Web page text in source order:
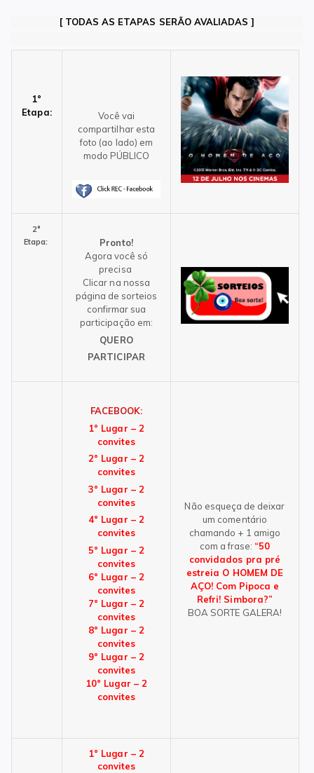
[ TODAS AS ETAPAS SERÃO AVALIADAS ]
1°
Etapa:
Você vai
compartilhar esta
foto (ao lado) em
modo PÚBLICO
2°
Etapa:
Pronto!
Agora você só
precisa
Clicar na nossa
página de sorteios
confirmar sua
participação em:
QUERO
PARTICIPAR
FACEBOOK:
1° Lugar – 2
convites
2° Lugar – 2
convites
3° Lugar – 2
convites
4° Lugar – 2
convites
5° Lugar – 2
convites
6° Lugar – 2
convites
7° Lugar – 2
convites
8° Lugar – 2
convites
9° Lugar – 2
convites
10° Lugar – 2
convites
Não esqueça de deixar
um comentário
chamando + 1 amigo
com a frase: “50
convidados pra pré
estreia O HOMEM DE
AÇO! Com Pipoca e
Refri! Simbora?”
BOA SORTE GALERA!
1° Lugar – 2
convites